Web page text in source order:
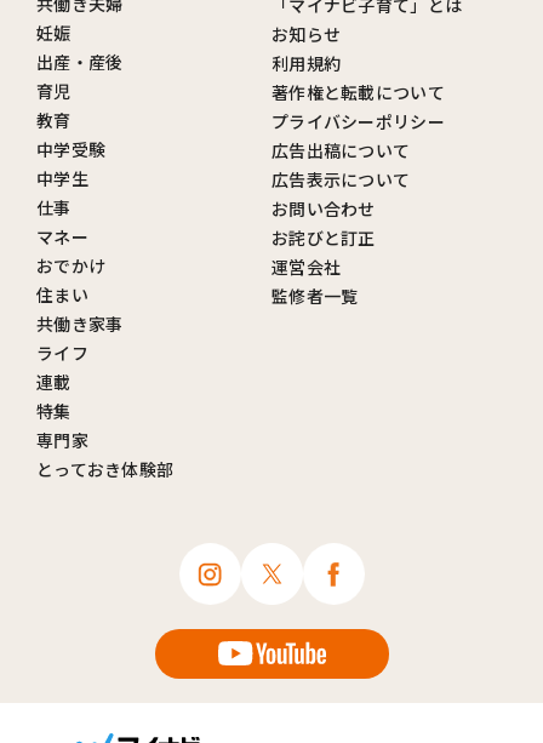
妊娠
出産・産後
育児
教育
中学受験
中学生
仕事
マネー
おでかけ
住まい
共働き家事
ライフ
連載
特集
専門家
とっておき体験部
お知らせ
利用規約
著作権と転載について
プライバシーポリシー
広告出稿について
広告表示について
お問い合わせ
お詫びと訂正
運営会社
監修者一覧